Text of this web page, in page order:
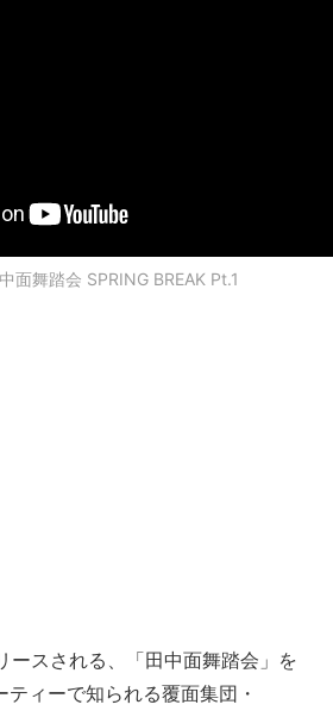
面舞踏会 SPRING BREAK Pt.1
ースされる、「田中面舞踏会」を
ィーで知られる覆面集団・